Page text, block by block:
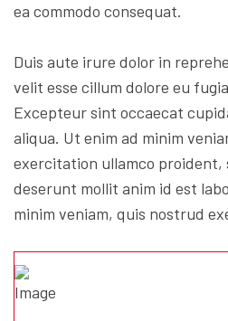
ea commodo consequat.
Duis aute irure dolor in
velit esse cillum dolore eu
Excepteur sint occaecat
aliqua. Ut enim ad minim
exercitation ullamco
deserunt mollit anim id est
minim veniam, quis nostrud